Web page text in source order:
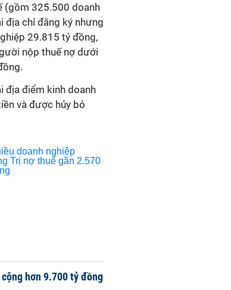
(gồm 325.500 doanh
địa chỉ đăng ký nhưng
29.815 tỷ đồng,
nộp thuế nợ dưới
địa điểm kinh doanh
và được hủy bỏ
hơn 9.700 tỷ đồng